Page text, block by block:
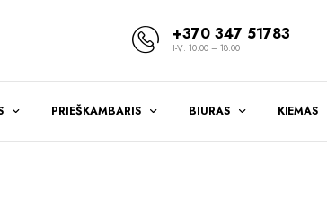
+370 347 51783
I-V: 10.00 – 18.00
PRIEŠKAMBARIS BIURAS KIEMAS